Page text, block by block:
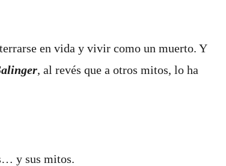
en vida y vivir como un muerto. Y
, al revés que a otros mitos, lo ha
y sus mitos.